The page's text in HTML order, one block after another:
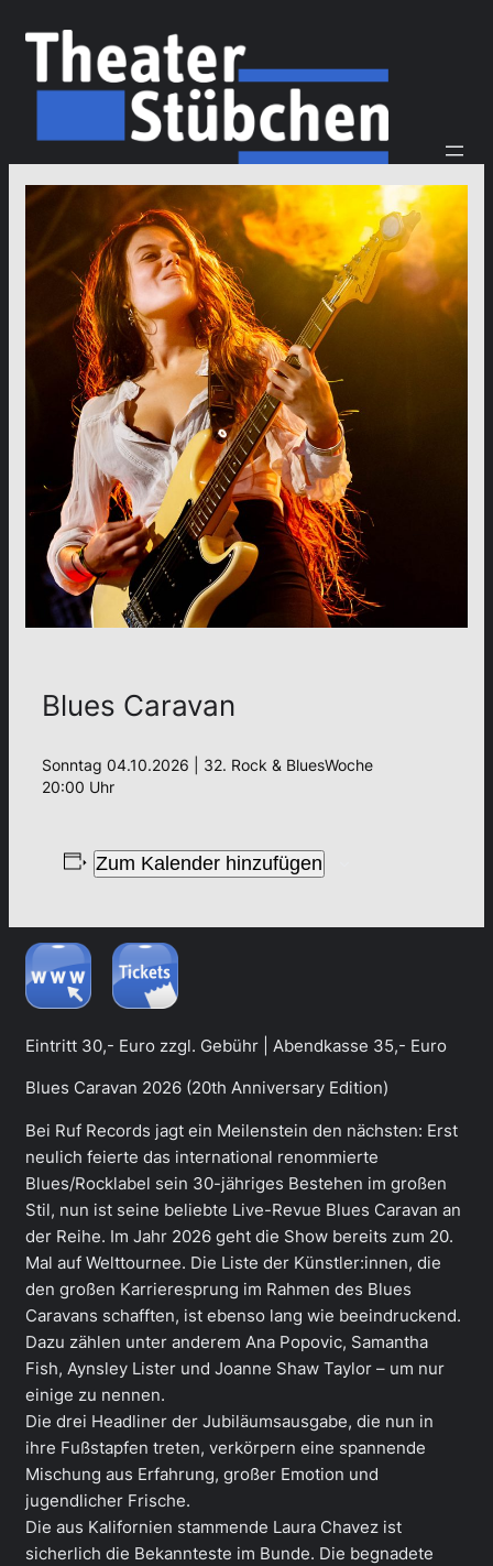
Blues Caravan
Sonntag 04.10.2026 | 32. Rock & BluesWoche
20:00 Uhr
Zum Kalender hinzufügen
Eintritt 30,- Euro zzgl. Gebühr | Abendkasse 35,- Euro
Blues Caravan 2026 (20th Anniversary Edition)
Bei Ruf Records jagt ein Meilenstein den nächsten: Erst
neulich feierte das international renommierte
Blues/Rocklabel sein 30-jähriges Bestehen im großen
Stil, nun ist seine beliebte Live-Revue Blues Caravan an
der Reihe. Im Jahr 2026 geht die Show bereits zum 20.
Mal auf Welttournee. Die Liste der Künstler:innen, die
den großen Karrieresprung im Rahmen des Blues
Caravans schafften, ist ebenso lang wie beeindruckend.
Dazu zählen unter anderem Ana Popovic, Samantha
Fish, Aynsley Lister und Joanne Shaw Taylor – um nur
einige zu nennen.
Die drei Headliner der Jubiläumsausgabe, die nun in
ihre Fußstapfen treten, verkörpern eine spannende
Mischung aus Erfahrung, großer Emotion und
jugendlicher Frische.
Die aus Kalifornien stammende Laura Chavez ist
sicherlich die Bekannteste im Bunde. Die begnadete